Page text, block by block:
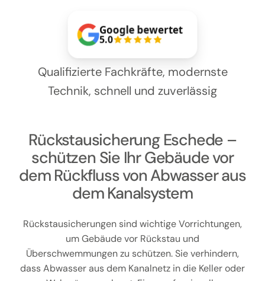
NEWS
Kontakt
Google bewertet
5.0
Qualifizierte Fachkräfte, modernste
Technik, schnell und zuverlässig
Rückstausicherung Eschede –
schützen Sie Ihr Gebäude vor
dem Rückfluss von Abwasser aus
dem Kanalsystem
Rückstausicherungen sind wichtige Vorrichtungen,
um Gebäude vor Rückstau und
Überschwemmungen zu schützen. Sie verhindern,
dass Abwasser aus dem Kanalnetz in die Keller oder